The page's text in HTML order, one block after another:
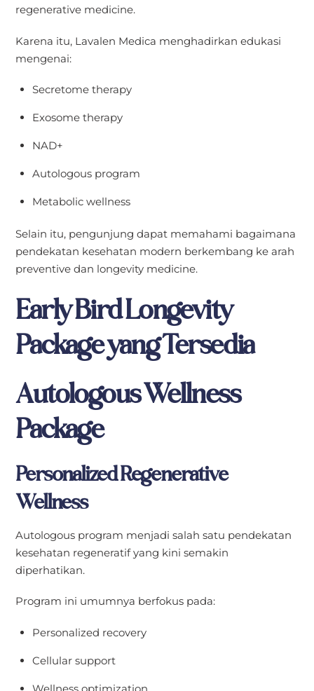
regenerative medicine.
Karena itu, Lavalen Medica menghadirkan edukasi
mengenai:
Secretome therapy
Exosome therapy
NAD+
Autologous program
Metabolic wellness
Selain itu, pengunjung dapat memahami bagaimana
pendekatan kesehatan modern berkembang ke arah
preventive dan longevity medicine.
Early Bird Longevity
Package yang Tersedia
Autologous Wellness
Package
Personalized Regenerative
Wellness
Autologous program menjadi salah satu pendekatan
kesehatan regeneratif yang kini semakin
diperhatikan.
Program ini umumnya berfokus pada:
Personalized recovery
Cellular support